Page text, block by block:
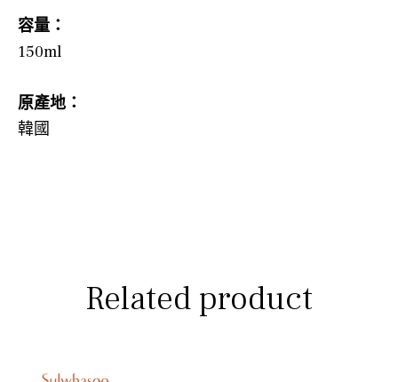
容量 ：
150ml
原產地：
韓國
Related product